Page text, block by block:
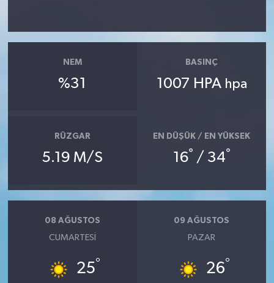
NEM
%31
BASINÇ
1007 HPA hpa
RÜZGAR
5.19 M/S
EN DÜŞÜK / EN YÜKSEK
16° / 34°
08 AĞUSTOS
CUMARTESI
25°
09 AĞUSTOS
PAZAR
26°